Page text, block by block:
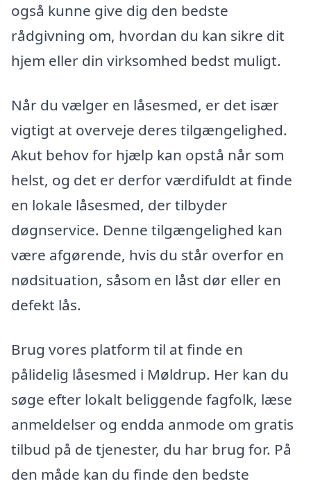
også kunne give dig den bedste
rådgivning om, hvordan du kan sikre dit
hjem eller din virksomhed bedst muligt.
Når du vælger en låsesmed, er det især
vigtigt at overveje deres tilgængelighed.
Akut behov for hjælp kan opstå når som
helst, og det er derfor værdifuldt at finde
en lokale låsesmed, der tilbyder
døgnservice. Denne tilgængelighed kan
være afgørende, hvis du står overfor en
nødsituation, såsom en låst dør eller en
defekt lås.
Brug vores platform til at finde en
pålidelig låsesmed i Møldrup. Her kan du
søge efter lokalt beliggende fagfolk, læse
anmeldelser og endda anmode om gratis
tilbud på de tjenester, du har brug for. På
den måde kan du finde den bedste